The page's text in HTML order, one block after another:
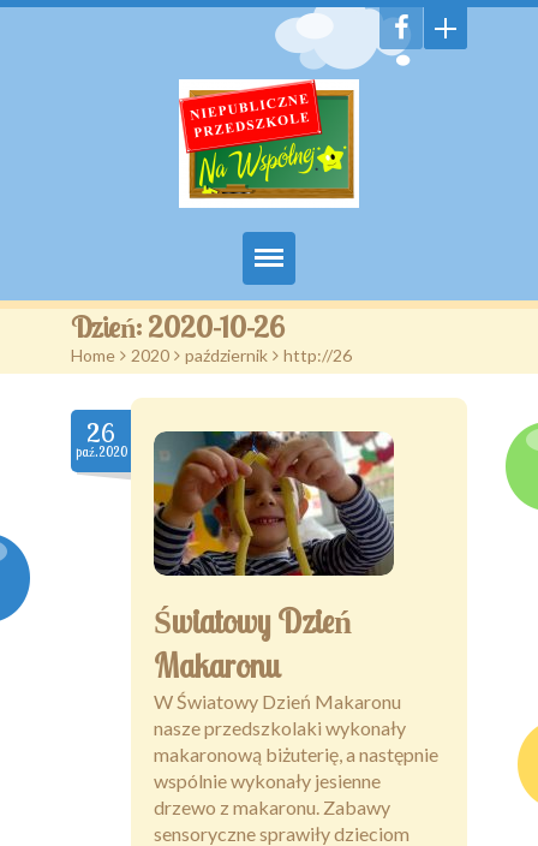
Witamy
Aktualności
Galeria
Features
Pages
Dzień: 2020-10-26
Home > 2020 > październik > http://26
26
paź.2020
Światowy Dzień
Makaronu
W Światowy Dzień Makaronu
nasze przedszkolaki wykonały
makaronową biżuterię, a następnie
wspólnie wykonały jesienne
drzewo z makaronu. Zabawy
sensoryczne sprawiły dzieciom